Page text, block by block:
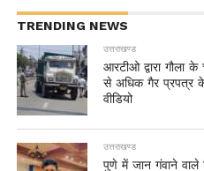
TRENDING NEWS
उत्तराखण्ड
आरटीओ द्वारा गौला
से अधिक गैर प्रपत्र
वीडियो
उत्तराखण्ड
पुणे में जान गंवाने वाले